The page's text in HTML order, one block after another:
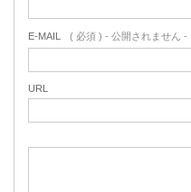
E-MAIL ( 必須 ) - 公開されません -
URL